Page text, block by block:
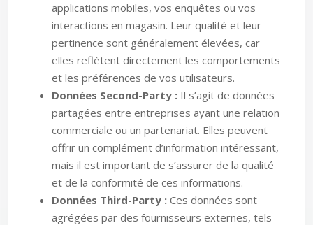
applications mobiles, vos enquêtes ou vos
interactions en magasin. Leur qualité et leur
pertinence sont généralement élevées, car
elles reflètent directement les comportements
et les préférences de vos utilisateurs.
Données Second-Party : Il s’agit de données
partagées entre entreprises ayant une relation
commerciale ou un partenariat. Elles peuvent
offrir un complément d’information intéressant,
mais il est important de s’assurer de la qualité
et de la conformité de ces informations.
Données Third-Party : Ces données sont
agrégées par des fournisseurs externes, tels